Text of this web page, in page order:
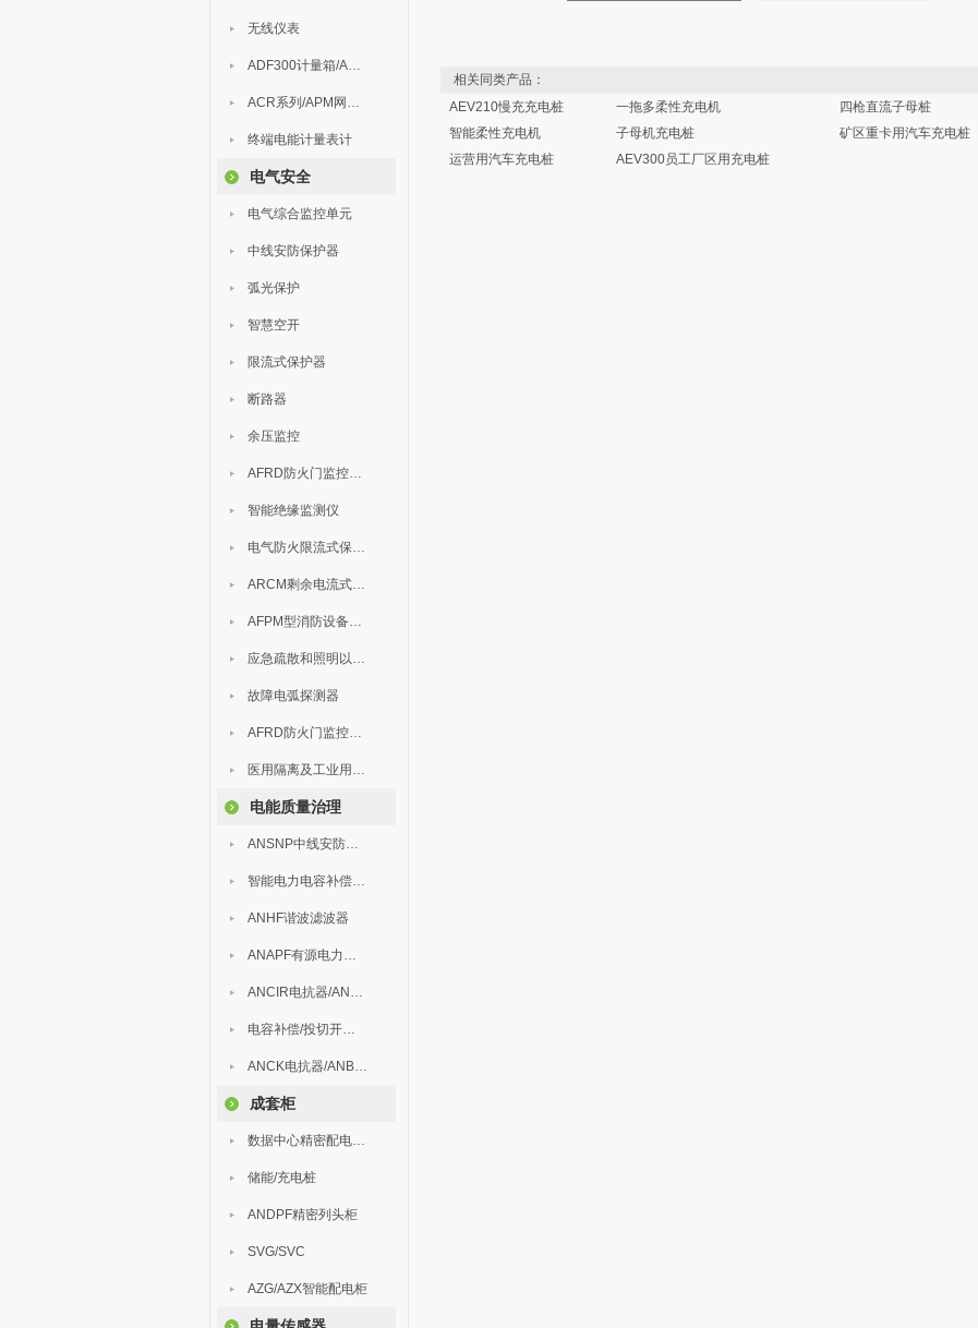
无线仪表
ADF300计量箱/AEW无线计量
ACR系列/APM网络电力仪表
终端电能计量表计
电气安全
电气综合监控单元
中线安防保护器
弧光保护
智慧空开
限流式保护器
断路器
余压监控
AFRD防火门监控模块
智能绝缘监测仪
电气防火限流式保护器
ARCM剩余电流式电气火灾监控装置
AFPM型消防设备电源监控系统
应急疏散和照明以及灯具
故障电弧探测器
AFRD防火门监控系统
医用隔离及工业用电绝缘检测
电能质量治理
ANSNP中线安防保护器
智能电力电容补偿装置
ANHF谐波滤波器
ANAPF有源电力滤波器
ANCIR电抗器/ANHPD300谐波保护器
电容补偿/投切开关/ARC
ANCK电抗器/ANBSMJ自愈式低压并联电容器
成套柜
数据中心精密配电监控装置
储能/充电桩
ANDPF精密列头柜
SVG/SVC
AZG/AZX智能配电柜
相关同类产品：
AEV210慢充充电桩
一拖多柔性充电机 四枪直流子母桩
智能柔性充电机
子母机充电桩 矿区重卡用汽车充电桩
运营用汽车充电桩
AEV300员工厂区用充电桩